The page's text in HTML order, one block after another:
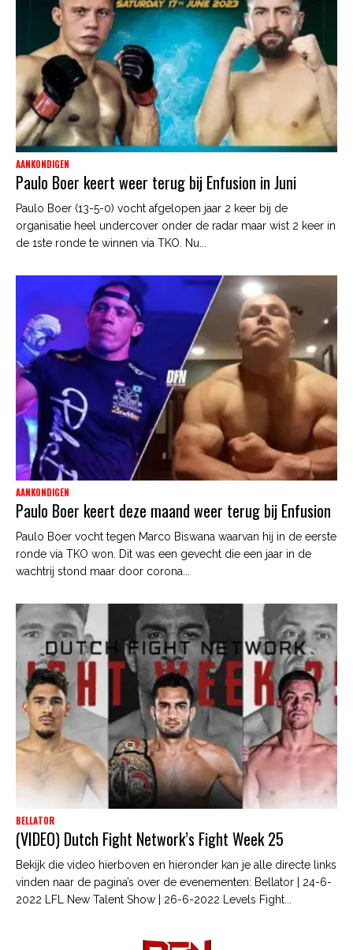
AANKONDIGEN
Paulo Boer keert weer terug bij Enfusion in Juni
Paulo Boer (13-5-0) vocht afgelopen jaar 2 keer bij de
organisatie heel undercover onder de radar maar wist 2 keer in
de 1ste ronde te winnen via TKO. Nu...
AANKONDIGEN
Paulo Boer keert deze maand weer terug bij Enfusion
Paulo Boer vocht tegen Marco Biswana waarvan hij in de eerste
ronde via TKO won. Dit was een gevecht die een jaar in de
wachtrij stond maar door corona...
BELLATOR
(VIDEO) Dutch Fight Network’s Fight Week 25
Bekijk die video hierboven en hieronder kan je alle directe links
vinden naar de pagina’s over de evenementen: Bellator | 24-6-
2022 LFL New Talent Show | 26-6-2022 Levels Fight...